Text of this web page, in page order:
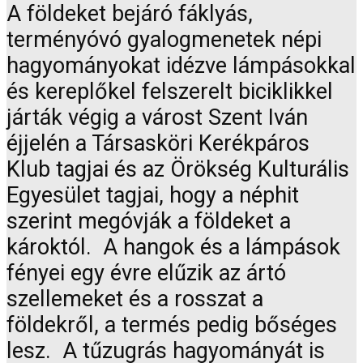
A földeket bejáró fáklyás,
terményóvó gyalogmenetek népi
hagyományokat idézve lámpásokkal
és kereplőkel felszerelt biciklikkel
járták végig a várost Szent Iván
éjjelén a Társasköri Kerékpáros
Klub tagjai és az Örökség Kulturális
Egyesület tagjai, hogy a néphit
szerint megóvják a földeket a
károktól. A hangok és a lámpások
fényei egy évre elűzik az ártó
szellemeket és a rosszat a
földekről, a termés pedig bőséges
lesz. A tűzugrás hagyományát is